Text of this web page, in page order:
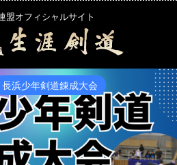
盟オフィシャルサイト
長浜少年剣道錬成大会